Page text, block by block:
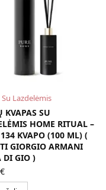
Lazdelėmis
KVAPAS SU
HOME RITUAL –
KVAPO (100 ML) (
GIORGIO ARMANI
DI GIO )
€